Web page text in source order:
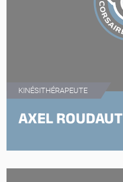
AXEL ROUDAUT
KINÉSITHÉRAPEUTE